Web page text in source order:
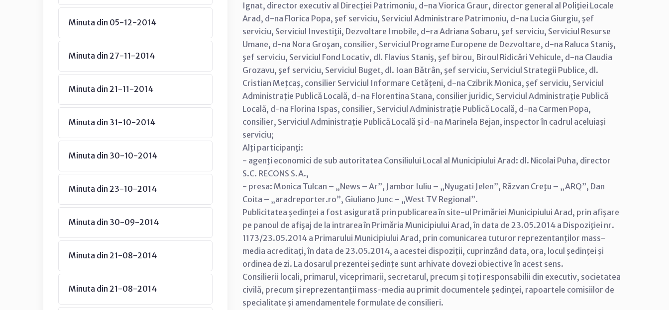
Minuta din 05-12-2014
Minuta din 27-11-2014
Minuta din 21-11-2014
Minuta din 31-10-2014
Minuta din 30-10-2014
Minuta din 23-10-2014
Minuta din 30-09-2014
Minuta din 21-08-2014
Minuta din 21-08-2014
Ignat, director executiv al Direcţiei Patrimoniu, d-na Viorica Graur, director general al Poliţiei Locale
Arad, d-na Florica Popa, şef serviciu, Serviciul Administrare Patrimoniu, d-na Lucia Giurgiu, şef
serviciu, Serviciul Investiţii, Dezvoltare Imobile, d-ra Adriana Sobaru, şef serviciu, Serviciul Resurse
Umane, d-na Nora Groşan, consilier, Serviciul Programe Europene de Dezvoltare, d-na Raluca Staniş,
şef serviciu, Serviciul Fond Locativ, dl. Flavius Staniş, şef birou, Biroul Ridicări Vehicule, d-na Claudia
Grozavu, şef serviciu, Serviciul Buget, dl. Ioan Bătrân, şef serviciu, Serviciul Strategii Publice, dl.
Cristian Meţcaş, consilier Serviciul Informare Cetăţeni, d-na Czibrik Monica, şef serviciu, Serviciul
Administraţie Publică Locală, d-na Florentina Stana, consilier juridic, Serviciul Administraţie Publică
Locală, d-na Florina Ispas, consilier, Serviciul Administraţie Publică Locală, d-na Carmen Popa,
consilier, Serviciul Administraţie Publică Locală şi d-na Marinela Bejan, inspector în cadrul aceluiaşi
serviciu;
Alţi participanţi:
- agenţi economici de sub autoritatea Consiliului Local al Municipiului Arad: dl. Nicolai Puha, director
S.C. RECONS S.A.,
- presa: Monica Tulcan – „News – Ar”, Jambor Iuliu – „Nyugati Jelen”, Răzvan Creţu – „ARQ”, Dan
Coita – „aradreporter.ro”, Giuliano Junc – „West TV Regional”.
Publicitatea şedinţei a fost asigurată prin publicarea în site-ul Primăriei Municipiului Arad, prin afişare
pe panoul de afişaj de la intrarea în Primăria Municipiului Arad, în data de 23.05.2014 a Dispoziţiei nr.
1173/23.05.2014 a Primarului Municipiului Arad, prin comunicarea tuturor reprezentanţilor mass-
media acreditaţi, în data de 23.05.2014, a acestei dispoziţii, cuprinzând data, ora, locul şedinţei şi
ordinea de zi. La dosarul prezentei şedinţe sunt arhivate dovezi obiective în acest sens.
Consilierii locali, primarul, viceprimarii, secretarul, precum şi toţi responsabilii din executiv, societatea
civilă, precum şi reprezentanţii mass-media au primit documentele şedinţei, rapoartele comisiilor de
specialitate şi amendamentele formulate de consilieri.